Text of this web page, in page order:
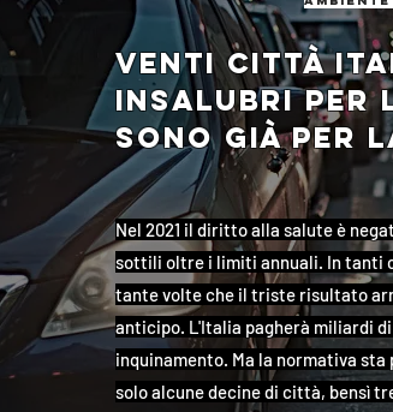
Venti città
insalubri per
sono già per
Nel 2021 il diritto alla salute è
sottili oltre i limiti annuali. In tanti
tante volte che il triste risultato
anticipo. L'Italia pagherà miliardi
inquinamento. Ma la normativa
solo alcune decine di città, bensì